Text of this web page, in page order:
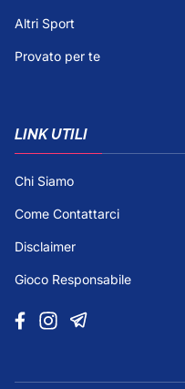
Altri Sport
Provato per te
LINK UTILI
Chi Siamo
Come Contattarci
Disclaimer
Gioco Responsabile